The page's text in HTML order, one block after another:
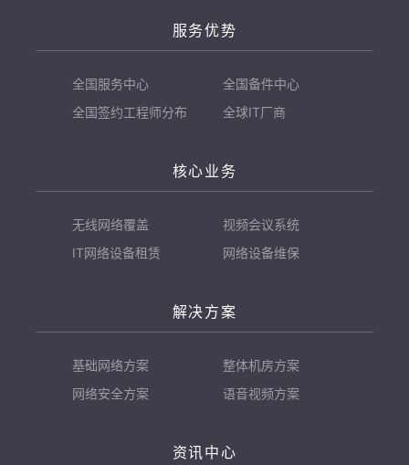
服务优势
全国服务中心
全国备件中心
全国签约工程师分布
全球IT厂商
核心业务
无线网络覆盖
视频会议系统
IT网络设备租赁
网络设备维保
解决方案
基础网络方案
整体机房方案
网络安全方案
语音视频方案
资讯中心